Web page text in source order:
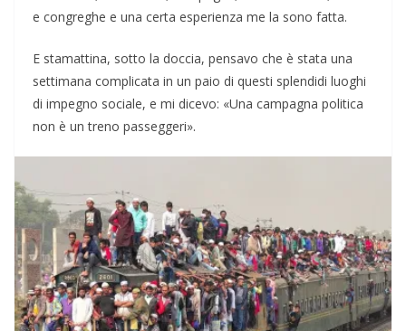
e congreghe e una certa esperienza me la sono fatta.
E stamattina, sotto la doccia, pensavo che è stata una
settimana complicata in un paio di questi splendidi luoghi
di impegno sociale, e mi dicevo: «Una campagna politica
non è un treno passeggeri».